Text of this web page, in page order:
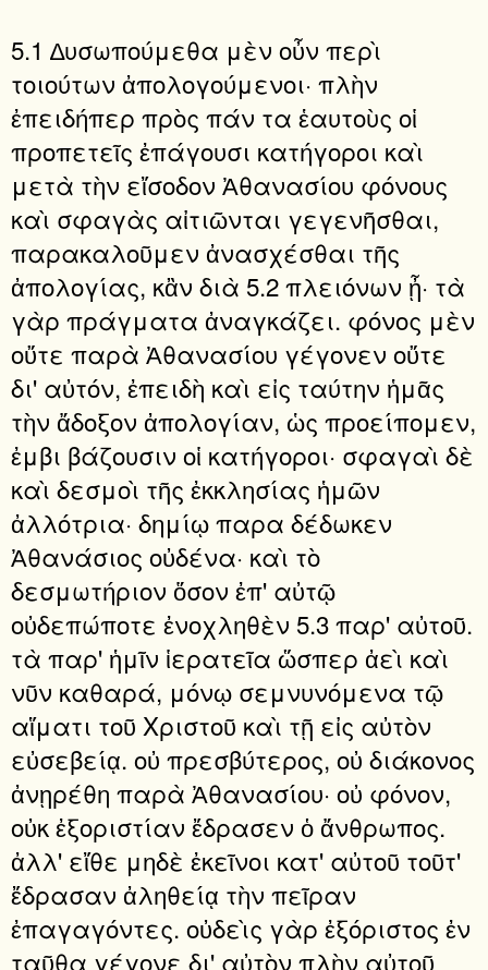
5.1 ∆υσωπούμεθα μὲν οὖν περὶ
τοιούτων ἀπολογούμενοι· πλὴν
ἐπειδήπερ πρὸς πάν τα ἑαυτοὺς οἱ
προπετεῖς ἐπάγουσι κατήγοροι καὶ
μετὰ τὴν εἴσοδον Ἀθανασίου φόνους
καὶ σφαγὰς αἰτιῶνται γεγενῆσθαι,
παρακαλοῦμεν ἀνασχέσθαι τῆς
ἀπολογίας, κἂν διὰ 5.2 πλειόνων ᾖ· τὰ
γὰρ πράγματα ἀναγκάζει. φόνος μὲν
οὔτε παρὰ Ἀθανασίου γέγονεν οὔτε
δι' αὐτόν, ἐπειδὴ καὶ εἰς ταύτην ἡμᾶς
τὴν ἄδοξον ἀπολογίαν, ὡς προείπομεν,
ἐμβι βάζουσιν οἱ κατήγοροι· σφαγαὶ δὲ
καὶ δεσμοὶ τῆς ἐκκλησίας ἡμῶν
ἀλλότρια· δημίῳ παρα δέδωκεν
Ἀθανάσιος οὐδένα· καὶ τὸ
δεσμωτήριον ὅσον ἐπ' αὐτῷ
οὐδεπώποτε ἐνοχληθὲν 5.3 παρ' αὐτοῦ.
τὰ παρ' ἡμῖν ἱερατεῖα ὥσπερ ἀεὶ καὶ
νῦν καθαρά, μόνῳ σεμνυνόμενα τῷ
αἵματι τοῦ Χριστοῦ καὶ τῇ εἰς αὐτὸν
εὐσεβείᾳ. οὐ πρεσβύτερος, οὐ διάκονος
ἀνῃρέθη παρὰ Ἀθανασίου· οὐ φόνον,
οὐκ ἐξοριστίαν ἔδρασεν ὁ ἄνθρωπος.
ἀλλ' εἴθε μηδὲ ἐκεῖνοι κατ' αὐτοῦ τοῦτ'
ἔδρασαν ἀληθείᾳ τὴν πεῖραν
ἐπαγαγόντες. οὐδεὶς γὰρ ἐξόριστος ἐν
ταῦθα γέγονε δι' αὐτὸν πλὴν αὐτοῦ